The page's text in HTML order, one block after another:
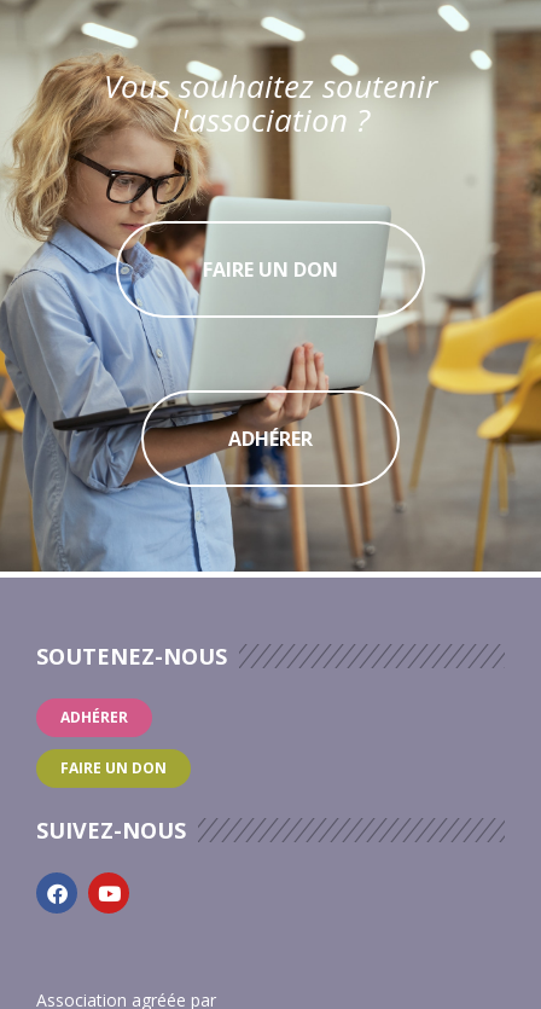
Vous souhaitez soutenir
l'association ?
FAIRE UN DON
ADHÉRER
SOUTENEZ-NOUS
ADHÉRER
FAIRE UN DON
SUIVEZ-NOUS
Association agréée par